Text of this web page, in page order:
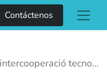
Contáctenos
tecnològica a nivell europeu